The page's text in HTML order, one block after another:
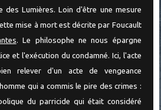
des Lumières. Loin d'être une mesure
mise à mort est décrite par Foucault
. Le philosophe ne nous épargne
et l'exécution du condamné. Ici, l'acte
relever d'un acte de vengeance
qui a commis le pire des crimes :
du parricide qui était considéré